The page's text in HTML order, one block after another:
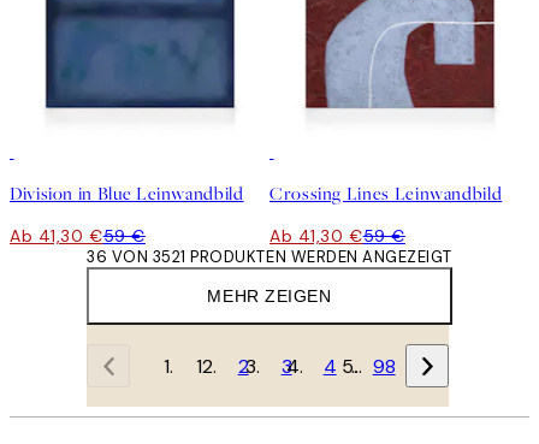
Division in Blue Leinwandbild
Ab 41,30 €59 €
Crossing Lines Leinwandbild
Ab 41,30 €59 €
MEHR ZEIGEN
36 VON 3521 PRODUKTEN WERDEN ANGEZEIGT
1 2 3 4 … 98